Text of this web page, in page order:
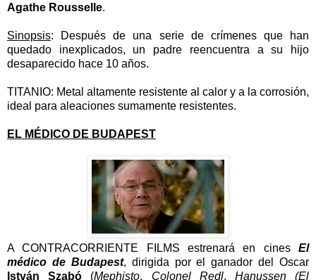
Agathe Rousselle.
Sinopsis:
Después de una serie de crímenes que han
quedado inexplicados, un padre reencuentra a su hijo
desaparecido hace 10 años.
TITANIO: Metal altamente resistente al calor y a la corrosión,
ideal para aleaciones sumamente resistentes.
EL MÉDICO DE BUDAPEST
A CONTRACORRIENTE FILMS estrenará en cines El
médico de Budapest, dirigida por el ganador del Oscar
István Szabó (Mephisto, Colonel Redl, Hanussen (El